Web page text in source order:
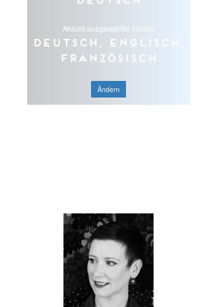
Aktuell ausgewählte Inhalte
Deutsch, Englisch,
Französisch
Ändern